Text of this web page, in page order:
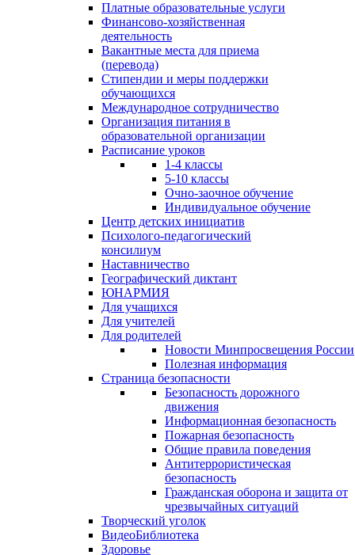
Платные образовательные услуги
Финансово-хозяйственная
деятельность
Вакантные места для приема
(перевода)
Стипендии и меры поддержки
обучающихся
Международное сотрудничество
Организация питания в
образовательной организации
Расписание уроков
1-4 классы
5-10 классы
Очно-заочное обучение
Индивидуальное обучение
Центр детских инициатив
Психолого-педагогический
консилиум
Наставничество
Географический диктант
ЮНАРМИЯ
Для учащихся
Для учителей
Для родителей
Новости Минпросвещения России
Полезная информация
Страница безопасности
Безопасность дорожного
движения
Информационная безопасность
Пожарная безопасность
Общие правила поведения
Антитеррористическая
безопасность
Гражданская оборона и защита от
чрезвычайных ситуаций
Творческий уголок
ВидеоБиблиотека
Здоровье